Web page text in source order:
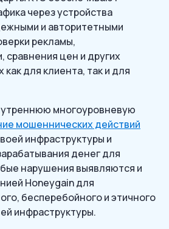
через устройства
и авторитетными
рекламы,
сравнения цен и других
для клиента, так и для
многоуровневую
мошеннических действий
инфраструктуры и
денег для
нарушения выявляются и
Honeygain для
бесперебойного и этичного
инфраструктуры.